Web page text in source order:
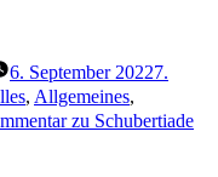
6. September 20227.
, Allgemeines,
zu Schubertiade